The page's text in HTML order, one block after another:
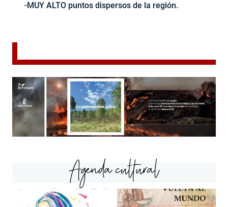
-MUY ALTO puntos dispersos de la región.
Agenda cultural